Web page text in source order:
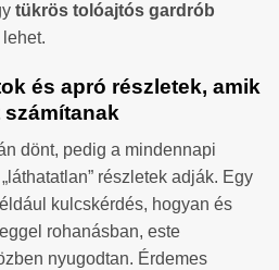
tükrös tolóajtós gardrób
és apró részletek, amik
dönt, pedig a mindennapi
részletek adják. Egy
kulcskérdés, hogyan és
rohanásban, este
nyugodtan. Érdemes